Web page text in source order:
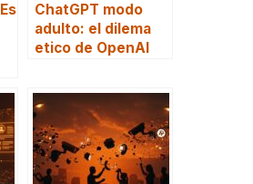
ChatGPT modo
adulto: el dilema
etico de OpenAI